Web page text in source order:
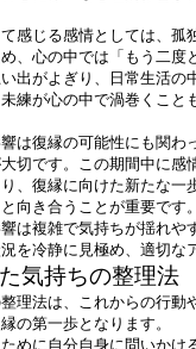
感じる感情としては、
、心の中では「もう二度
出がよぎり、日常生活
練が心の中で渦巻くこ
は復縁の可能性にも関
切です。この期間中に感
、復縁に向けた新たな
向き合うことが重要です
は複雑で気持ちが揺れ
を冷静に見極め、適切な
気持ちの整理法
理法は、これからの行
の第一歩となります。
めに自分自身に問いか